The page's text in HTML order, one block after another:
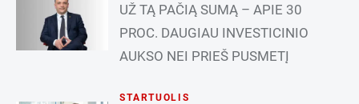
UŽ TĄ PAČIĄ SUMĄ – APIE 30
PROC. DAUGIAU INVESTICINIO
AUKSO NEI PRIEŠ PUSMETĮ
STARTUOLIS